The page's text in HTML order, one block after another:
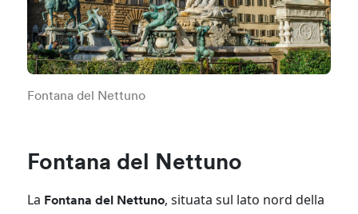
Fontana del Nettuno
Fontana del Nettuno
La Fontana del Nettuno, situata sul lato nord della